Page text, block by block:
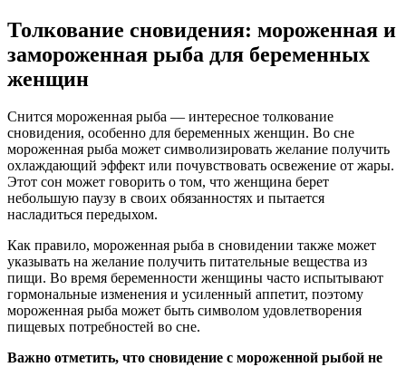
Толкование сновидения: мороженная и
замороженная рыба для беременных
женщин
Снится мороженная рыба — интересное толкование
сновидения, особенно для беременных женщин. Во сне
мороженная рыба может символизировать желание получить
охлаждающий эффект или почувствовать освежение от жары.
Этот сон может говорить о том, что женщина берет
небольшую паузу в своих обязанностях и пытается
насладиться передыхом.
Как правило, мороженная рыба в сновидении также может
указывать на желание получить питательные вещества из
пищи. Во время беременности женщины часто испытывают
гормональные изменения и усиленный аппетит, поэтому
мороженная рыба может быть символом удовлетворения
пищевых потребностей во сне.
Важно отметить, что сновидение с мороженной рыбой не